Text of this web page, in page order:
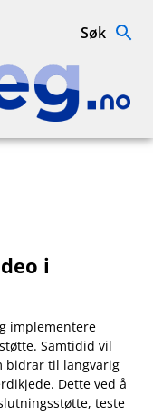
Søk
i
implementere
Samtidid vil
bidrar til langvarig
Dette ved å
teste